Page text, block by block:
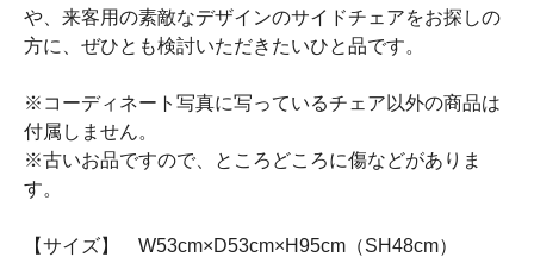
や、来客用の素敵なデザインのサイドチェアをお探しの
方に、ぜひとも検討いただきたいひと品です。
※コーディネート写真に写っているチェア以外の商品は
付属しません。
※古いお品ですので、ところどころに傷などがありま
す。
【サイズ】 W53cm×D53cm×H95cm（SH48cm）